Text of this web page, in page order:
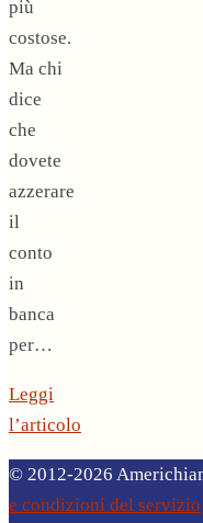
più
costose.
Ma chi
dice
che
dovete
azzerare
il
conto
in
banca
per…
Leggi
l’articolo
© 2012-2026
e condizioni del servizio